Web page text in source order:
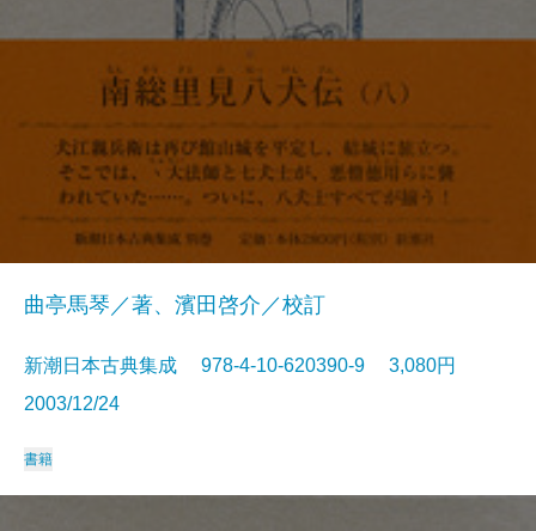
曲亭馬琴／著、濱田啓介／校訂
新潮日本古典集成 978-4-10-620390-9 3,080円
2003/12/24
書籍